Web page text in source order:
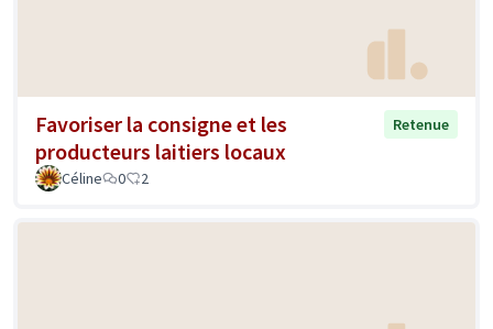
Favoriser la consigne et les
producteurs laitiers locaux
Retenue
Céline 0 2